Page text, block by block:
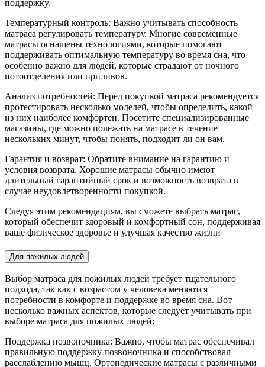
поддержку.
Температурный контроль: Важно учитывать способность
матраса регулировать температуру. Многие современные
матрасы оснащены технологиями, которые помогают
поддерживать оптимальную температуру во время сна, что
особенно важно для людей, которые страдают от ночного
потоотделения или приливов.
Анализ потребностей: Перед покупкой матраса рекомендуется
протестировать несколько моделей, чтобы определить, какой
из них наиболее комфортен. Посетите специализированные
магазины, где можно полежать на матрасе в течение
нескольких минут, чтобы понять, подходит ли он вам.
Гарантия и возврат: Обратите внимание на гарантию и
условия возврата. Хорошие матрасы обычно имеют
длительный гарантийный срок и возможность возврата в
случае неудовлетворенности покупкой.
Следуя этим рекомендациям, вы сможете выбрать матрас,
который обеспечит здоровый и комфортный сон, поддерживая
ваше физическое здоровье и улучшая качество жизни
Для пожилых людей
Выбор матраса для пожилых людей требует тщательного
подхода, так как с возрастом у человека меняются
потребности в комфорте и поддержке во время сна. Вот
несколько важных аспектов, которые следует учитывать при
выборе матраса для пожилых людей:
Поддержка позвоночника: Важно, чтобы матрас обеспечивал
правильную поддержку позвоночника и способствовал
расслаблению мышц. Ортопедические матрасы с различными